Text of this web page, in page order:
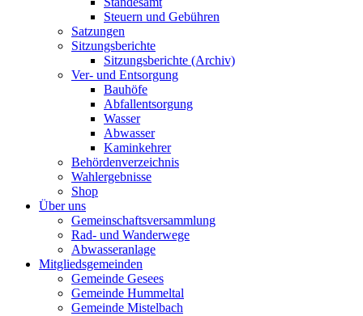
Steuern und Gebühren
Satzungen
Sitzungsberichte
Sitzungsberichte (Archiv)
Ver- und Entsorgung
Bauhöfe
Abfallentsorgung
Wasser
Abwasser
Kaminkehrer
Behördenverzeichnis
Wahlergebnisse
Shop
Über uns
Gemeinschaftsversammlung
Rad- und Wanderwege
Abwasseranlage
Mitgliedsgemeinden
Gemeinde Gesees
Gemeinde Hummeltal
Gemeinde Mistelbach